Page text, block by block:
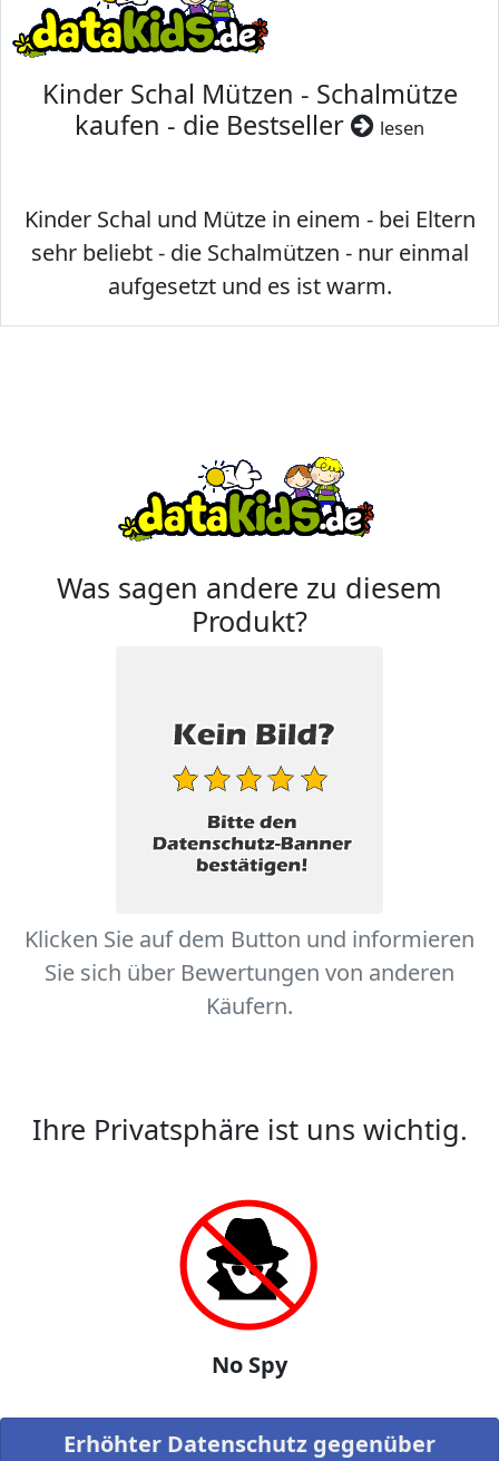
Kinder Schal Mützen - Schalmütze
kaufen - die Bestseller
lesen
Kinder Schal und Mütze in einem - bei Eltern
sehr beliebt - die Schalmützen - nur einmal
aufgesetzt und es ist warm.
Was sagen andere zu diesem
Produkt?
Klicken Sie auf dem Button und informieren
Sie sich über Bewertungen von anderen
Käufern.
Ihre Privatsphäre ist uns wichtig.
No Spy
Erhöhter Datenschutz gegenüber